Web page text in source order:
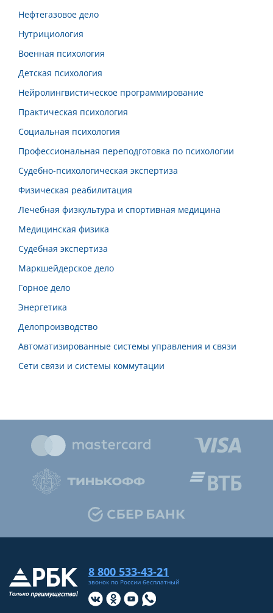
Нефтегазовое дело
Нутрициология
Военная психология
Детская психология
Нейролингвистическое программирование
Практическая психология
Социальная психология
Профессиональная переподготовка по психологии
Судебно-психологическая экспертиза
Физическая реабилитация
Лечебная физкультура и спортивная медицина
Медицинская физика
Судебная экспертиза
Маркшейдерское дело
Горное дело
Энергетика
Делопроизводство
Автоматизированные системы управления и связи
Сети связи и системы коммутации
8 800 533-43-21
звонок по России бесплатный